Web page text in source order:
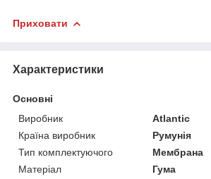
Приховати
Характеристики
Основні
Виробник
Atlantic
Країна виробник
Румунія
Тип комплектуючого
Мембрана
Матеріал
Гума